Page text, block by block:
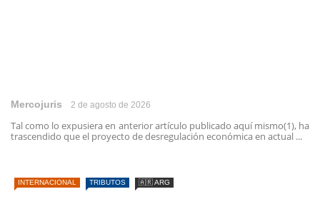
Mercojuris 2 de agosto de 2026
Tal como lo expusiera en anterior artículo publicado aquí mismo(1), ha
trascendido que el proyecto de desregulación económica en actual ...
INTERNACIONAL TRIBUTOS 🇦🇷 ARG